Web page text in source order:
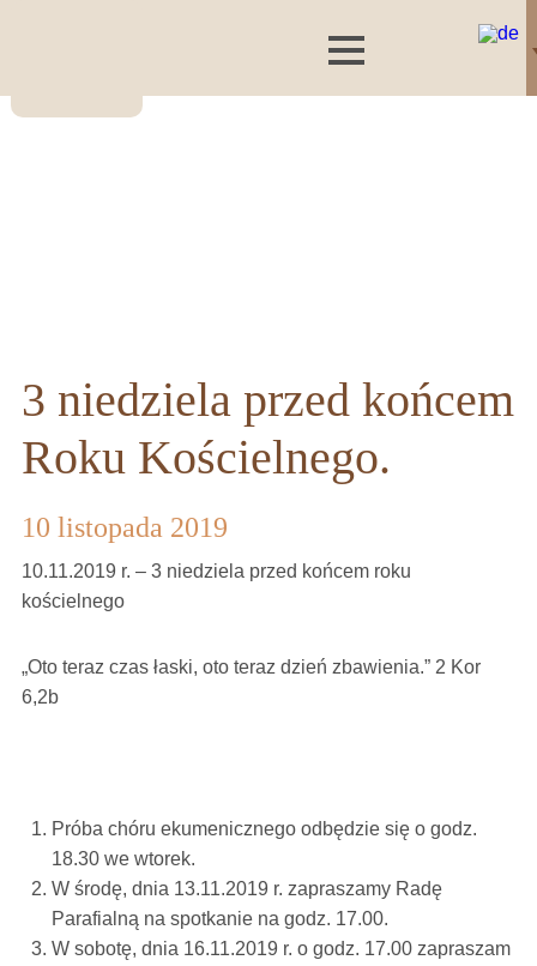
3 niedziela przed końcem
Roku Kościelnego.
10 listopada 2019
10.11.2019 r. – 3 niedziela przed końcem roku
kościelnego
„Oto teraz czas łaski, oto teraz dzień zbawienia.” 2 Kor
6,2b
Próba chóru ekumenicznego odbędzie się o godz.
18.30 we wtorek.
W środę, dnia 13.11.2019 r. zapraszamy Radę
Parafialną na spotkanie na godz. 17.00.
W sobotę, dnia 16.11.2019 r. o godz. 17.00 zapraszam